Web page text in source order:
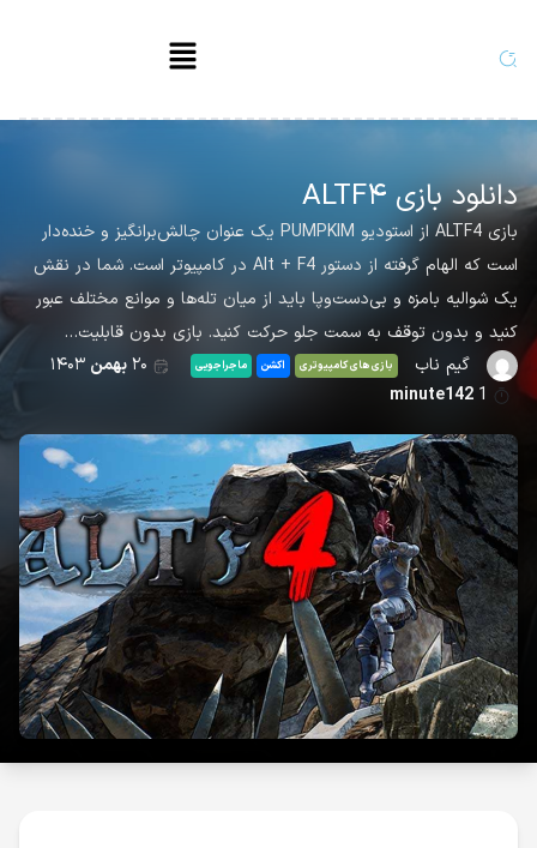
دانلود بازی ALTF۴
بازی ALTF4 از استودیو PUMPKIM یک عنوان چالش‌برانگیز و خنده‌دار
است که الهام گرفته از دستور Alt + F4 در کامپیوتر است. شما در نقش
یک شوالیه بامزه و بی‌دست‌وپا باید از میان تله‌ها و موانع مختلف عبور
کنید و بدون توقف به سمت جلو حرکت کنید. بازی بدون قابلیت…
گیم ناب
بازی های کامپیوتری اکشن ماجراجویی ۲۰بهمن ۱۴۰۳
1
minute142